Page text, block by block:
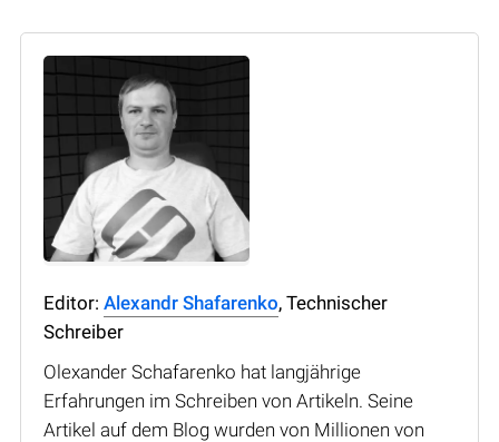
Editor: Alexandr Shafarenko, Technischer
Schreiber
Olexander Schafarenko hat langjährige
Erfahrungen im Schreiben von Artikeln. Seine
Artikel auf dem Blog wurden von Millionen von